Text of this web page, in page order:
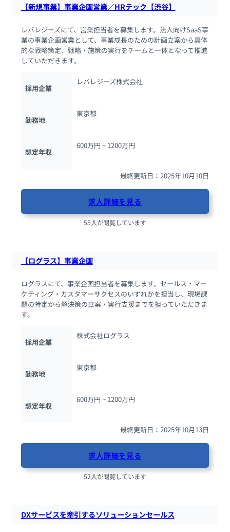
【新規事業】事業企画営業／HRテック【渋谷】
レバレジーズにて、営業担当者を募集します。法人向けSaaS事
業の事業企画営業として、事業成長のための計画立案から具体
的な戦略策定、戦略・施策の実行をチームと一体となって推進
していただきます。
採用企業
レバレジーズ株式会社
勤務地
東京都
想定年収
600万円 ~ 1200万円
最終更新日：2025年10月10日
求人詳細を見る
55人が閲覧しています
【ログラス】事業企画
ログラスにて、事業企画担当者を募集します。セールス・マー
ケティング・カスタマーサクセスのいずれかを担当し、現場課
題の特定から解決策の立案・実行支援までを担っていただきま
す。
採用企業
株式会社ログラス
勤務地
東京都
想定年収
600万円 ~ 1200万円
最終更新日：2025年10月13日
求人詳細を見る
52人が閲覧しています
DXサービスを牽引するソリューションセールス